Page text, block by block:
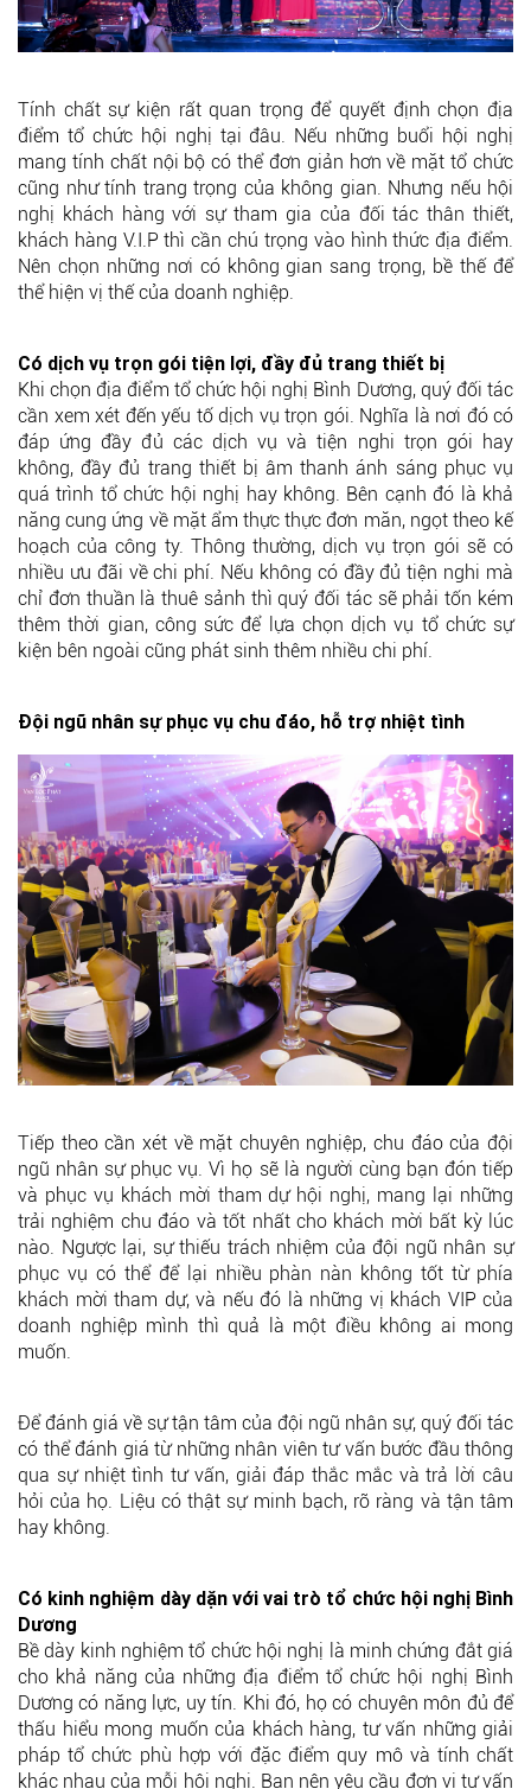
Tính chất sự kiện rất quan trọng để quyết định chọn địa
điểm tổ chức hội nghị tại đâu. Nếu những buổi hội nghị
mang tính chất nội bộ có thể đơn giản hơn về mặt tổ chức
cũng như tính trang trọng của không gian. Nhưng nếu hội
nghị khách hàng với sự tham gia của đối tác thân thiết,
khách hàng V.I.P thì cần chú trọng vào hình thức địa điểm.
Nên chọn những nơi có không gian sang trọng, bề thế để
thể hiện vị thế của doanh nghiệp.
Có dịch vụ trọn gói tiện lợi, đầy đủ trang thiết bị
Khi chọn địa điểm tổ chức hội nghị Bình Dương, quý đối tác
cần xem xét đến yếu tố dịch vụ trọn gói. Nghĩa là nơi đó có
đáp ứng đầy đủ các dịch vụ và tiện nghi trọn gói hay
không, đầy đủ trang thiết bị âm thanh ánh sáng phục vụ
quá trình tổ chức hội nghị hay không. Bên cạnh đó là khả
năng cung ứng về mặt ẩm thực thực đơn măn, ngọt theo kế
hoạch của công ty. Thông thường, dịch vụ trọn gói sẽ có
nhiều ưu đãi về chi phí. Nếu không có đầy đủ tiện nghi mà
chỉ đơn thuần là thuê sảnh thì quý đối tác sẽ phải tốn kém
thêm thời gian, công sức để lựa chọn dịch vụ tổ chức sự
kiện bên ngoài cũng phát sinh thêm nhiều chi phí.
Đội ngũ nhân sự phục vụ chu đáo, hỗ trợ nhiệt tình
Tiếp theo cần xét về mặt chuyên nghiệp, chu đáo của đội
ngũ nhân sự phục vụ. Vì họ sẽ là người cùng bạn đón tiếp
và phục vụ khách mời tham dự hội nghị, mang lại những
trải nghiệm chu đáo và tốt nhất cho khách mời bất kỳ lúc
nào. Ngược lại, sự thiếu trách nhiệm của đội ngũ nhân sự
phục vụ có thể để lại nhiều phàn nàn không tốt từ phía
khách mời tham dự, và nếu đó là những vị khách VIP của
doanh nghiệp mình thì quả là một điều không ai mong
muốn.
Để đánh giá về sự tận tâm của đội ngũ nhân sự, quý đối tác
có thể đánh giá từ những nhân viên tư vấn bước đầu thông
qua sự nhiệt tình tư vấn, giải đáp thắc mắc và trả lời câu
hỏi của họ. Liệu có thật sự minh bạch, rõ ràng và tận tâm
hay không.
Có kinh nghiệm dày dặn với vai trò tổ chức hội nghị Bình
Dương
Bề dày kinh nghiệm tổ chức hội nghị là minh chứng đắt giá
cho khả năng của những địa điểm tổ chức hội nghị Bình
Dương có năng lực, uy tín. Khi đó, họ có chuyên môn đủ để
thấu hiểu mong muốn của khách hàng, tư vấn những giải
pháp tổ chức phù hợp với đặc điểm quy mô và tính chất
khác nhau của mỗi hội nghị. Bạn nên yêu cầu đơn vị tư vấn